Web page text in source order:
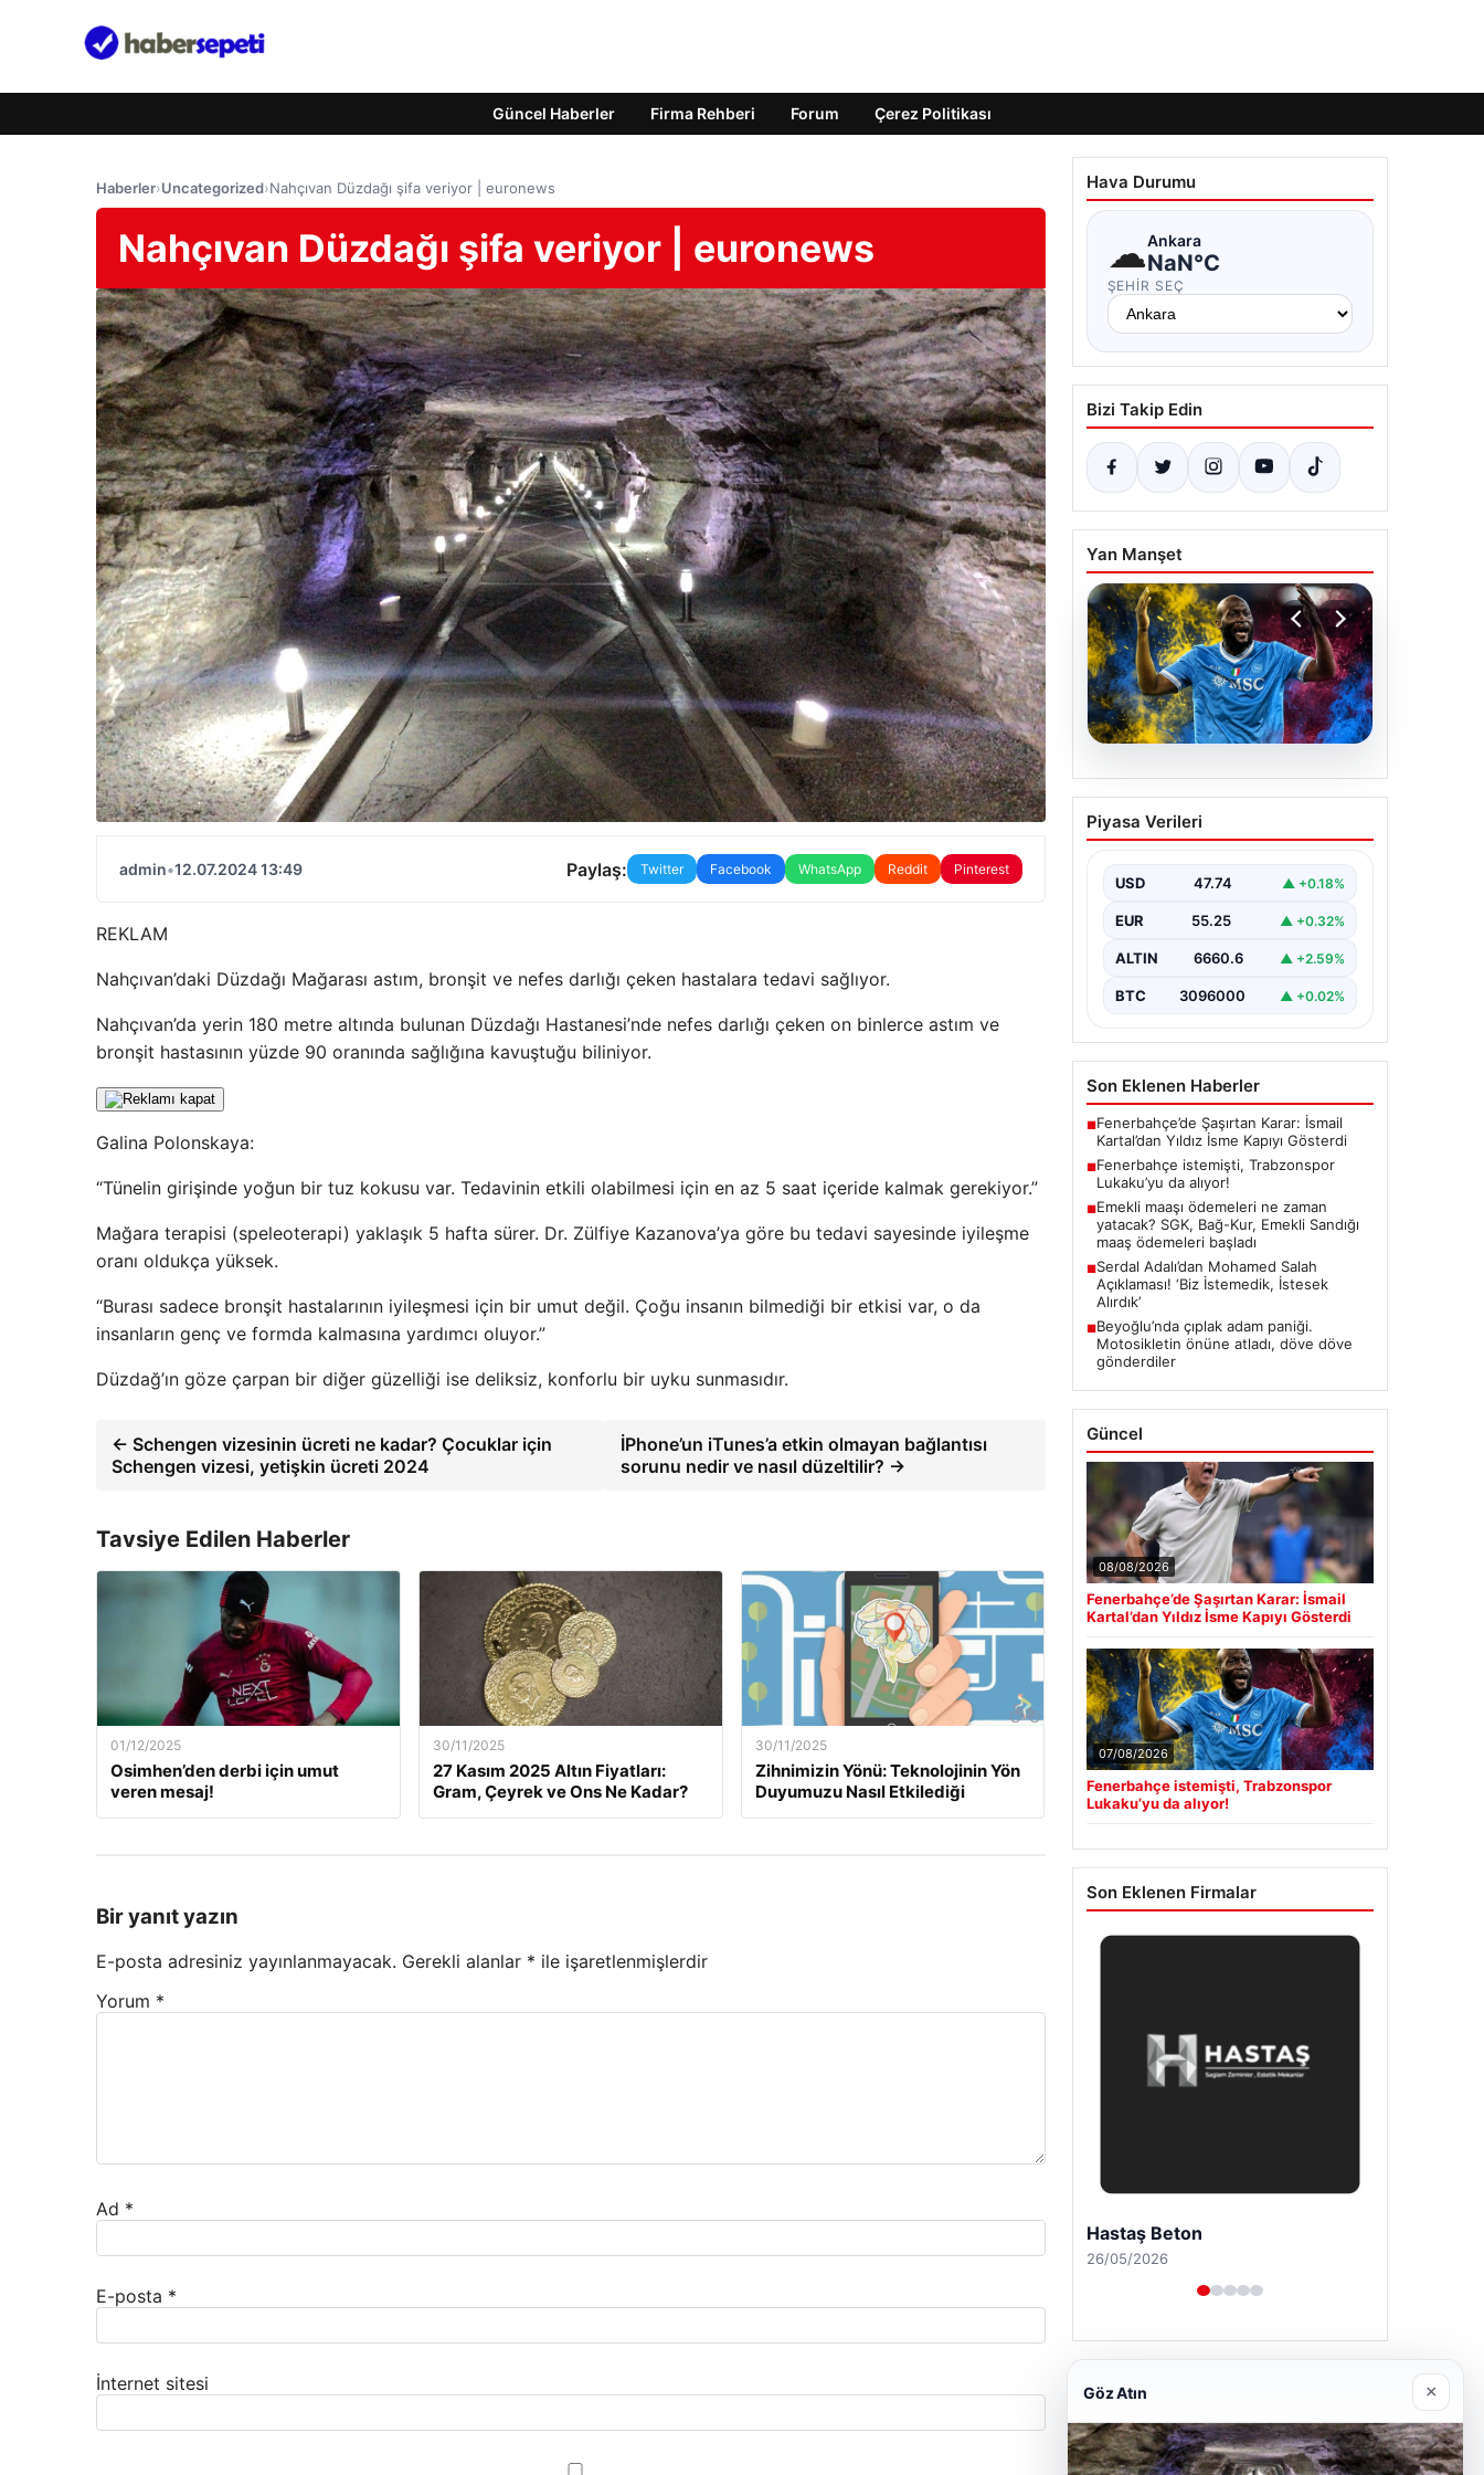
Güncel Haberler Firma Rehberi Forum Çerez Politikası
Haberler›Uncategorized›Nahçıvan Düzdağı şifa veriyor | euronews
Nahçıvan Düzdağı şifa veriyor | euronews
admin•12.07.2024 13:49 Paylaş: Twitter Facebook WhatsApp Reddit Pinterest
REKLAM
Nahçıvan’daki Düzdağı Mağarası astım, bronşit ve nefes darlığı çeken hastalara tedavi sağlıyor.
Nahçıvan’da yerin 180 metre altında bulunan Düzdağı Hastanesi’nde nefes darlığı çeken on binlerce astım ve
bronşit hastasının yüzde 90 oranında sağlığına kavuştuğu biliniyor.
Galina Polonskaya:
“Tünelin girişinde yoğun bir tuz kokusu var. Tedavinin etkili olabilmesi için en az 5 saat içeride kalmak gerekiyor.”
Mağara terapisi (speleoterapi) yaklaşık 5 hafta sürer. Dr. Zülfiye Kazanova’ya göre bu tedavi sayesinde iyileşme
oranı oldukça yüksek.
“Burası sadece bronşit hastalarının iyileşmesi için bir umut değil. Çoğu insanın bilmediği bir etkisi var, o da
insanların genç ve formda kalmasına yardımcı oluyor.”
Düzdağ’ın göze çarpan bir diğer güzelliği ise deliksiz, konforlu bir uyku sunmasıdır.
← Schengen vizesinin ücreti ne kadar? Çocuklar için
Schengen vizesi, yetişkin ücreti 2024
İPhone’un iTunes’a etkin olmayan bağlantısı
sorunu nedir ve nasıl düzeltilir? →
Tavsiye Edilen Haberler
01/12/2025
Osimhen’den derbi için umut
veren mesaj!
30/11/2025
27 Kasım 2025 Altın Fiyatları:
Gram, Çeyrek ve Ons Ne Kadar?
30/11/2025
Zihnimizin Yönü: Teknolojinin Yön
Duyumuzu Nasıl Etkilediği
Bir yanıt yazın
E-posta adresiniz yayınlanmayacak. Gerekli alanlar * ile işaretlenmişlerdir
Yorum *
Ad *
E-posta *
İnternet sitesi
Hava Durumu
☁Ankara
NaN°C
ŞEHIR SEÇ
Bizi Takip Edin
Yan Manşet
07.08.2026
Fenerbahçe istemişti,
Trabzonspor Lukaku’yu
Piyasa Verileri
USD 47.74 ▲ +0.18%
EUR 55.25 ▲ +0.32%
ALTIN 6660.6 ▲ +2.59%
BTC 3096000 ▲ +0.02%
Son Eklenen Haberler
■Fenerbahçe’de Şaşırtan Karar: İsmail
Kartal’dan Yıldız İsme Kapıyı Gösterdi
■Fenerbahçe istemişti, Trabzonspor
Lukaku’yu da alıyor!
■Emekli maaşı ödemeleri ne zaman
yatacak? SGK, Bağ-Kur, Emekli Sandığı
maaş ödemeleri başladı
■Serdal Adalı’dan Mohamed Salah
Açıklaması! ‘Biz İstemedik, İstesek
Alırdık’
■Beyoğlu’nda çıplak adam paniği.
Motosikletin önüne atladı, döve döve
gönderdiler
Güncel
08/08/2026
Fenerbahçe’de Şaşırtan Karar: İsmail
Kartal’dan Yıldız İsme Kapıyı Gösterdi
07/08/2026
Fenerbahçe istemişti, Trabzonspor
Lukaku’yu da alıyor!
Son Eklenen Firmalar
Prenses Night Club
29/04/2026
Göz Atın ×